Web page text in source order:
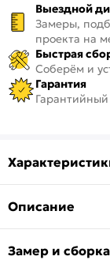
Выездной
Замеры,
проекта на
Быстрая
Соберём и
Гарантия
Описание
Замер и сборка